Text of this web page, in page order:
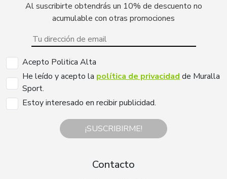
Al suscribirte obtendrás un 10% de descuento no
acumulable con otras promociones
Acepto Politica Alta
He leído y acepto la política de privacidad de Muralla
Sport.
Estoy interesado en recibir publicidad.
¡SUSCRIBIRME!
Contacto